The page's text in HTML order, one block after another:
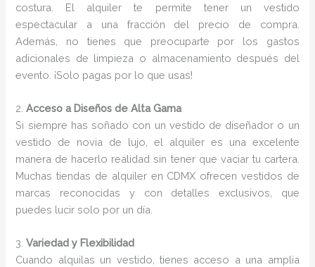
costura. El alquiler te permite tener un vestido
espectacular a una fracción del precio de compra.
Además, no tienes que preocuparte por los gastos
adicionales de limpieza o almacenamiento después del
evento. ¡Solo pagas por lo que usas!
2.Acceso a Diseños de Alta Gama
Si siempre has soñado con un vestido de diseñador o un
vestido de novia de lujo, el alquiler es una excelente
manera de hacerlo realidad sin tener que vaciar tu cartera.
Muchas tiendas de alquiler en CDMX ofrecen vestidos de
marcas reconocidas y con detalles exclusivos, que
puedes lucir solo por un día.
3.Variedad y Flexibilidad
Cuando alquilas un vestido, tienes acceso a una amplia